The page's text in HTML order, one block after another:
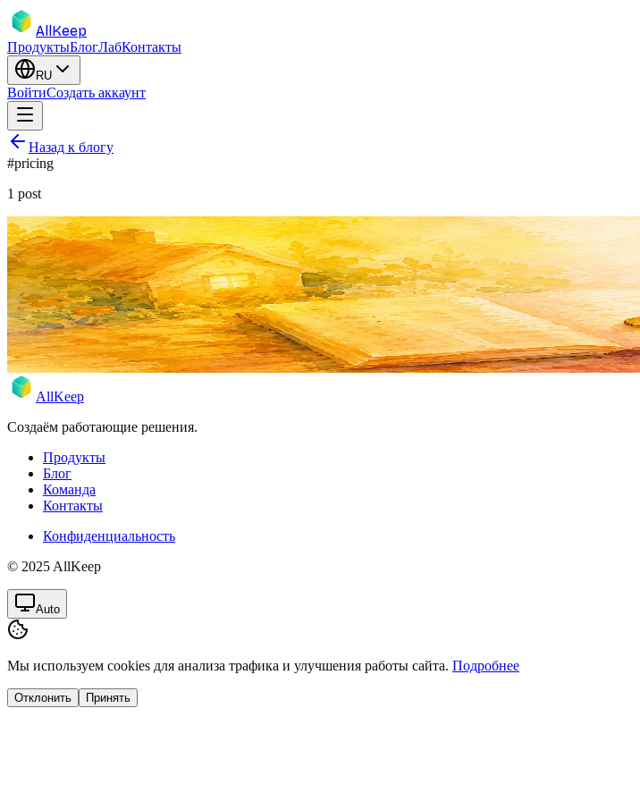
AllKeep
ПродуктыБлогЛабКонтакты
RU
ВойтиСоздать аккаунт
Назад к блогу
#pricing
1 post
inventorypricingproduct subscription
База бесплатно. Навсегда. 7,99 $ открывают остальное.
Вещи, коробки, шеринг, поиск — бесплатно, навсегда. 7,99 $ в месяц или 79,99 $ в год открывают
17 мая 2026 г.Rodion
AllKeep
Создаём работающие решения.
Продукты
Блог
Команда
Контакты
Конфиденциальность
© 2025 AllKeep
Auto
Мы используем cookies для анализа трафика и улучшения работы сайта. Подробнее
Отклонить Принять